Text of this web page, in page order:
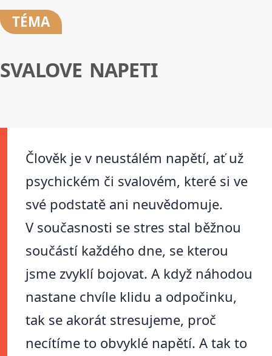
TÉMA
SVALOVE NAPETI
Člověk je v neustálém napětí, ať už
psychickém či svalovém, které si ve
své podstatě ani neuvědomuje.
V současnosti se stres stal běžnou
součástí každého dne, se kterou
jsme zvyklí bojovat. A když náhodou
nastane chvíle klidu a odpočinku,
tak se akorát stresujeme, proč
necítíme to obvyklé napětí. A tak to